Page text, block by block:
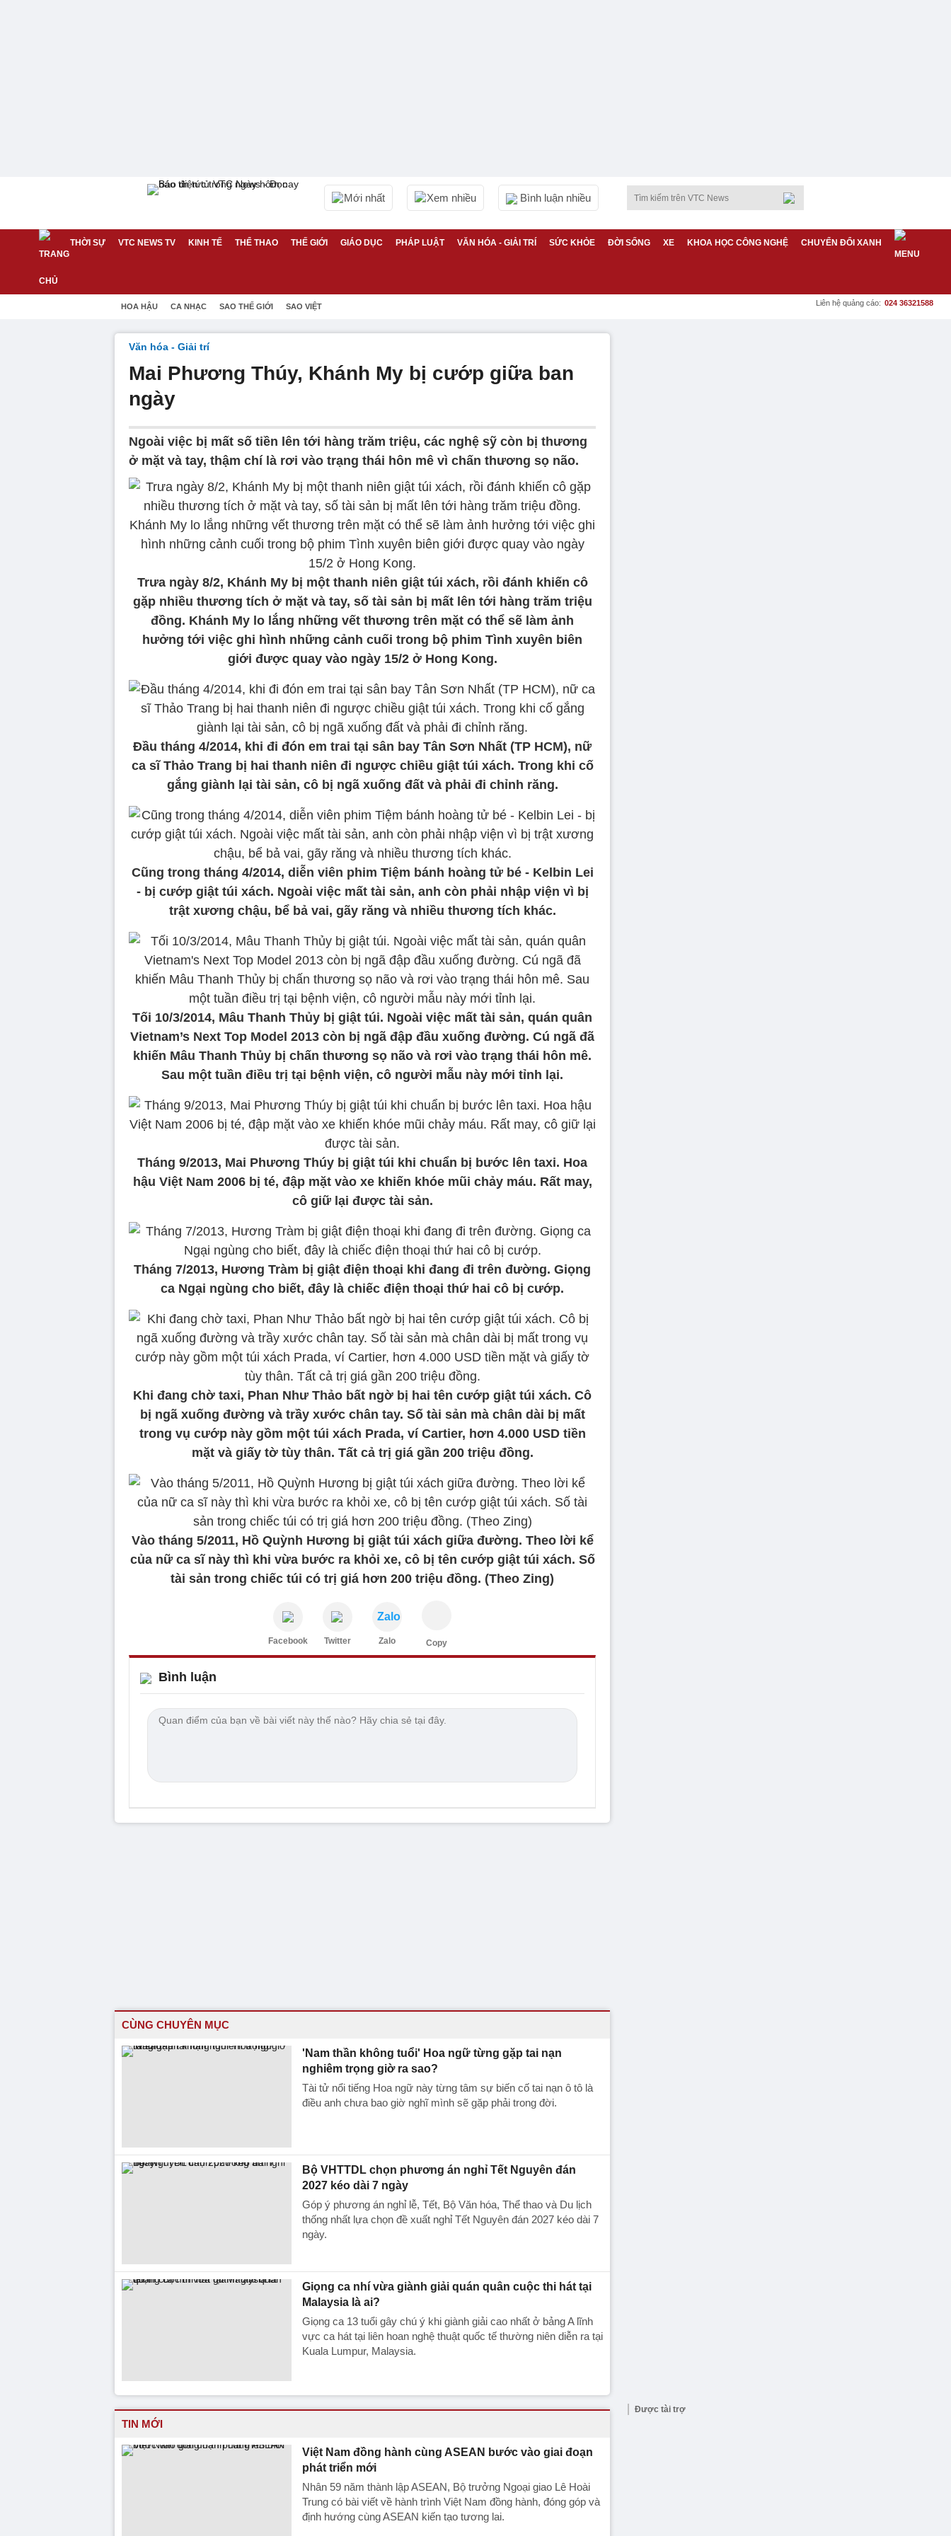
Mới nhất Xem nhiều Bình luận nhiều
THỜI SỰ VTC NEWS TV KINH TẾ THỂ THAO THẾ GIỚI GIÁO DỤC PHÁP LUẬT VĂN HÓA - GIẢI TRÍ SỨC KHỎE ĐỜI SỐNG XE KHOA HỌC CÔNG NGHỆ CHUYỂN ĐỔI XANH
HOA HẬU CA NHẠC SAO THẾ GIỚI SAO VIỆT Liên hệ quảng cáo: 024 36321588
Văn hóa - Giải trí
Mai Phương Thúy, Khánh My bị cướp giữa ban
ngày
Ngoài việc bị mất số tiền lên tới hàng trăm triệu, các nghệ sỹ còn bị thương
ở mặt và tay, thậm chí là rơi vào trạng thái hôn mê vì chấn thương sọ não.
Trưa ngày 8/2, Khánh My bị một thanh niên giật túi xách, rồi đánh khiến cô
gặp nhiều thương tích ở mặt và tay, số tài sản bị mất lên tới hàng trăm triệu
đồng. Khánh My lo lắng những vết thương trên mặt có thể sẽ làm ảnh
hưởng tới việc ghi hình những cảnh cuối trong bộ phim Tình xuyên biên
giới được quay vào ngày 15/2 ở Hong Kong.
Đầu tháng 4/2014, khi đi đón em trai tại sân bay Tân Sơn Nhất (TP HCM), nữ
ca sĩ Thảo Trang bị hai thanh niên đi ngược chiều giật túi xách. Trong khi cố
gắng giành lại tài sản, cô bị ngã xuống đất và phải đi chỉnh răng.
Cũng trong tháng 4/2014, diễn viên phim Tiệm bánh hoàng tử bé - Kelbin Lei
- bị cướp giật túi xách. Ngoài việc mất tài sản, anh còn phải nhập viện vì bị
trật xương chậu, bể bả vai, gãy răng và nhiều thương tích khác.
Tối 10/3/2014, Mâu Thanh Thủy bị giật túi. Ngoài việc mất tài sản, quán quân
Vietnam’s Next Top Model 2013 còn bị ngã đập đầu xuống đường. Cú ngã đã
khiến Mâu Thanh Thủy bị chấn thương sọ não và rơi vào trạng thái hôn mê.
Sau một tuần điều trị tại bệnh viện, cô người mẫu này mới tỉnh lại.
Tháng 9/2013, Mai Phương Thúy bị giật túi khi chuẩn bị bước lên taxi. Hoa
hậu Việt Nam 2006 bị té, đập mặt vào xe khiến khóe mũi chảy máu. Rất may,
cô giữ lại được tài sản.
Tháng 7/2013, Hương Tràm bị giật điện thoại khi đang đi trên đường. Giọng
ca Ngại ngùng cho biết, đây là chiếc điện thoại thứ hai cô bị cướp.
Khi đang chờ taxi, Phan Như Thảo bất ngờ bị hai tên cướp giật túi xách. Cô
bị ngã xuống đường và trầy xước chân tay. Số tài sản mà chân dài bị mất
trong vụ cướp này gồm một túi xách Prada, ví Cartier, hơn 4.000 USD tiền
mặt và giấy tờ tùy thân. Tất cả trị giá gần 200 triệu đồng.
Vào tháng 5/2011, Hồ Quỳnh Hương bị giật túi xách giữa đường. Theo lời kể
của nữ ca sĩ này thì khi vừa bước ra khỏi xe, cô bị tên cướp giật túi xách. Số
tài sản trong chiếc túi có trị giá hơn 200 triệu đồng. (Theo Zing)
Facebook Twitter
Zalo
Zalo Copy
Bình luận
CÙNG CHUYÊN MỤC
'Nam thần không tuổi' Hoa ngữ từng gặp tai nạn
nghiêm trọng giờ ra sao?
Tài tử nổi tiếng Hoa ngữ này từng tâm sự biến cố tai nạn ô tô là
điều anh chưa bao giờ nghĩ mình sẽ gặp phải trong đời.
Bộ VHTTDL chọn phương án nghỉ Tết Nguyên đán
2027 kéo dài 7 ngày
Góp ý phương án nghỉ lễ, Tết, Bộ Văn hóa, Thể thao và Du lịch
thống nhất lựa chọn đề xuất nghỉ Tết Nguyên đán 2027 kéo dài 7
ngày.
Giọng ca nhí vừa giành giải quán quân cuộc thi hát tại
Malaysia là ai?
Giọng ca 13 tuổi gây chú ý khi giành giải cao nhất ở bảng A lĩnh
vực ca hát tại liên hoan nghệ thuật quốc tế thường niên diễn ra tại
Kuala Lumpur, Malaysia.
TIN MỚI
Việt Nam đồng hành cùng ASEAN bước vào giai đoạn
phát triển mới
Nhân 59 năm thành lập ASEAN, Bộ trưởng Ngoại giao Lê Hoài
Trung có bài viết về hành trình Việt Nam đồng hành, đóng góp và
định hướng cùng ASEAN kiến tạo tương lai.
Được tài trợ